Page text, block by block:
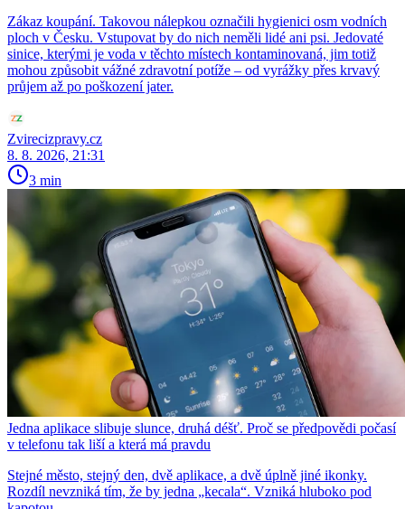
Zákaz koupání. Takovou nálepkou označili hygienici osm vodních
ploch v Česku. Vstupovat by do nich neměli lidé ani psi. Jedovaté
sinice, kterými je voda v těchto místech kontaminovaná, jim totiž
mohou způsobit vážné zdravotní potíže – od vyrážky přes krvavý
průjem až po poškození jater.
Zvirecizpravy.cz
8. 8. 2026, 21:31
3 min
Jedna aplikace slibuje slunce, druhá déšť. Proč se předpovědi počasí
v telefonu tak liší a která má pravdu
Stejné město, stejný den, dvě aplikace, a dvě úplně jiné ikonky.
Rozdíl nevzniká tím, že by jedna „kecala“. Vzniká hluboko pod